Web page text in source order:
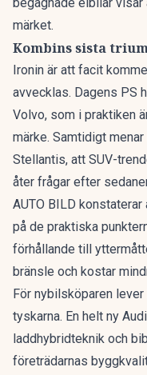
märket.
Kombins sista
Ironin är att facit
avvecklas. Dagens PS
Volvo, som i praktiken
märke. Samtidigt
Stellantis, att SUV-
åter frågar efter
AUTO BILD
på de praktiska
förhållande till
bränsle och kostar
För nybilsköparen
tyskarna. En helt ny
laddhybridteknik och
företrädarnas